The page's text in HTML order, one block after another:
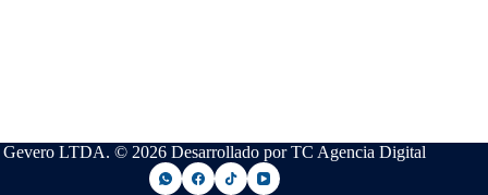
Gevero LTDA. © 2026 Desarrollado por TC Agencia Digital